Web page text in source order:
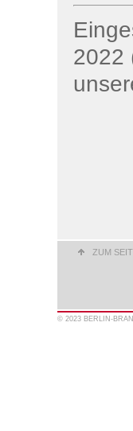
2022
ZUM
© 2023 BERLIN-